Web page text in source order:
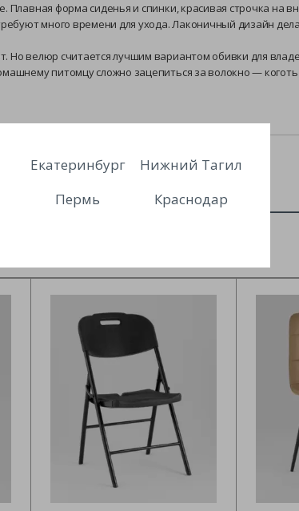
форма сиденья и спинки, красивая строчка на
много времени для ухода. Лаконичный дизайн
велюр считается лучшим вариантом обивки для
питомцу сложно зацепиться за волокно —
Екатеринбург
Нижний Тагил
Пермь
Краснодар